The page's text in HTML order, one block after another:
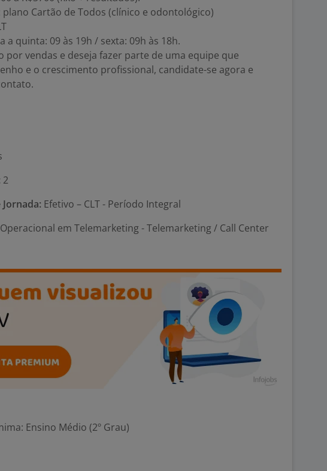
plano Cartão de Todos (clínico e odontológico)
a quinta: 09 às 19h / sexta: 09h às 18h.
por vendas e deseja fazer parte de uma equipe que
e o crescimento profissional, candidate-se agora e
2
Efetivo – CLT - Período Integral
Operacional em Telemarketing - Telemarketing / Call Center
Ensino Médio (2º Grau)